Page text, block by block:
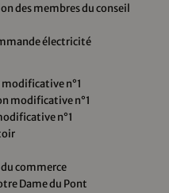
des membres du conseil
électricité
n°1
modificative n°1
n°1
commerce
Dame du Pont